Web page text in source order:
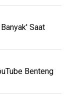
Saat
Benteng